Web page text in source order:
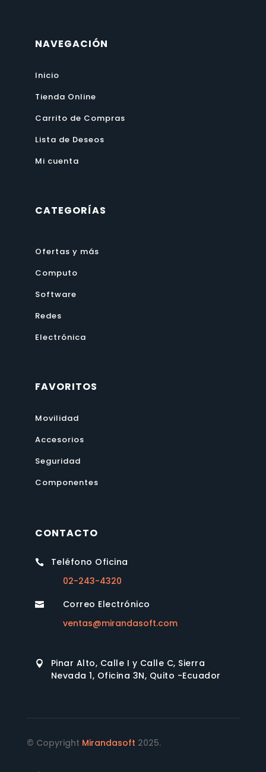
NAVEGACIÓN
Inicio
Tienda Online
Carrito de Compras
Lista de Deseos
Mi cuenta
CATEGORÍAS
Ofertas y más
Computo
Software
Redes
Electrónica
FAVORITOS
Movilidad
Accesorios
Seguridad
Componentes
CONTACTO

Teléfono Oficina
02-243-4320

Correo Electrónico
ventas@mirandasoft.com

Pinar Alto, Calle I y Calle C, Sierra
Nevada 1, Oficina 3N, Quito -Ecuador
© Copyright Mirandasoft 2025.